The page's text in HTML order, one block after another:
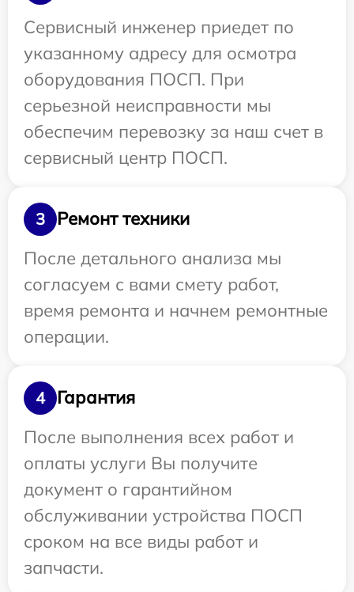
Сервисный инженер приедет по
указанному адресу для осмотра
оборудования ПОСП. При
серьезной неисправности мы
обеспечим перевозку за наш счет в
сервисный центр ПОСП.
3
Ремонт техники
После детального анализа мы
согласуем с вами смету работ,
время ремонта и начнем ремонтные
операции.
4
Гарантия
После выполнения всех работ и
оплаты услуги Вы получите
документ о гарантийном
обслуживании устройства ПОСП
сроком на все виды работ и
запчасти.